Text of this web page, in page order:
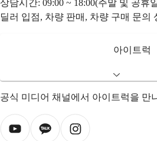
상담시간: 09:00 ~ 18:00(주말 및 공휴
딜러 입점, 차량 판매, 차량 구매 문의
아이트럭
공식 미디어 채널에서 아이트럭을 만